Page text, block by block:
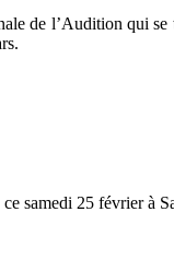
de l’Audition qui se
samedi 25 février